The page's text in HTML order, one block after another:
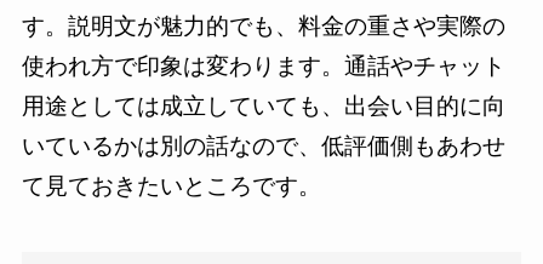
す。説明文が魅力的でも、料金の重さや実際の
使われ方で印象は変わります。通話やチャット
用途としては成立していても、出会い目的に向
いているかは別の話なので、低評価側もあわせ
て見ておきたいところです。